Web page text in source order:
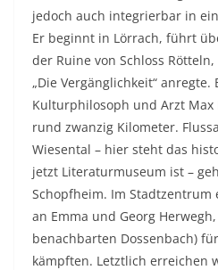
jedoch auch integrierbar in
Er beginnt in Lörrach, führt
der Ruine von Schloss
„Die Vergänglichkeit“
Kulturphilosoph und Arzt Max
rund zwanzig Kilometer.
Wiesental – hier steht das
jetzt Literaturmuseum ist –
Schopfheim. Im Stadtzentrum
an Emma und Georg
benachbarten Dossenbach)
kämpften. Letztlich erreichen